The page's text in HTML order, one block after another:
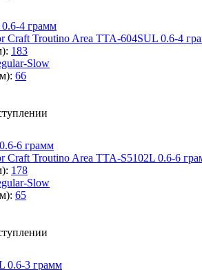
Craft Troutino Area TTA-604SUL 0.6-4
183
Slow
66
Craft Troutino Area TTA-S5102L 0.6-6
178
Slow
65